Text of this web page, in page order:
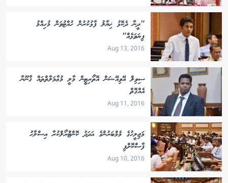
"ދީނާ ދެކޮޅު ޚިޔާލު ފާޅުކުރުން ހުއްޓުވަން މުހިއްމު
ފިޔަވަޅެއް"
Aug 13, 2016
ސިވިލް އޭވިއޭޝަން އޮތޯރިޓީން މާލީ މުޢާމަލާތްތައް ޤާނޫނާ
އެއްގޮތް
Aug 11, 2016
މަޖިލީހުގެ މެމްބަރުންގެ އަދަދު ކޮންޓްރޯލްކުރާ އިސްލާހު
ފާސްކޮށްފި
Aug 10, 2016